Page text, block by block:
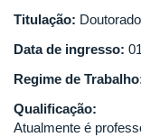
Titulação: Doutorado
Data de ingresso:
Regime de
Qualificação:
Atualmente é